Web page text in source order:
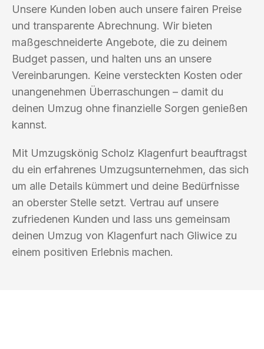
Unsere Kunden loben auch unsere fairen Preise
und transparente Abrechnung. Wir bieten
maßgeschneiderte Angebote, die zu deinem
Budget passen, und halten uns an unsere
Vereinbarungen. Keine versteckten Kosten oder
unangenehmen Überraschungen – damit du
deinen Umzug ohne finanzielle Sorgen genießen
kannst.
Mit Umzugskönig Scholz Klagenfurt beauftragst
du ein erfahrenes Umzugsunternehmen, das sich
um alle Details kümmert und deine Bedürfnisse
an oberster Stelle setzt. Vertrau auf unsere
zufriedenen Kunden und lass uns gemeinsam
deinen Umzug von Klagenfurt nach Gliwice zu
einem positiven Erlebnis machen.